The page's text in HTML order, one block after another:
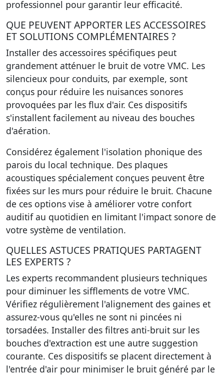
professionnel pour garantir leur efficacité.
QUE PEUVENT APPORTER LES ACCESSOIRES
ET SOLUTIONS COMPLÉMENTAIRES ?
Installer des accessoires spécifiques peut
grandement atténuer le bruit de votre VMC. Les
silencieux pour conduits, par exemple, sont
conçus pour réduire les nuisances sonores
provoquées par les flux d'air. Ces dispositifs
s'installent facilement au niveau des bouches
d'aération.
Considérez également l'isolation phonique des
parois du local technique. Des plaques
acoustiques spécialement conçues peuvent être
fixées sur les murs pour réduire le bruit. Chacune
de ces options vise à améliorer votre confort
auditif au quotidien en limitant l'impact sonore de
votre système de ventilation.
QUELLES ASTUCES PRATIQUES PARTAGENT
LES EXPERTS ?
Les experts recommandent plusieurs techniques
pour diminuer les sifflements de votre VMC.
Vérifiez régulièrement l'alignement des gaines et
assurez-vous qu'elles ne sont ni pincées ni
torsadées. Installer des filtres anti-bruit sur les
bouches d'extraction est une autre suggestion
courante. Ces dispositifs se placent directement à
l'entrée d'air pour minimiser le bruit généré par le